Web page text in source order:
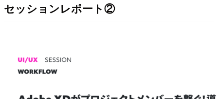
セッションレポート②